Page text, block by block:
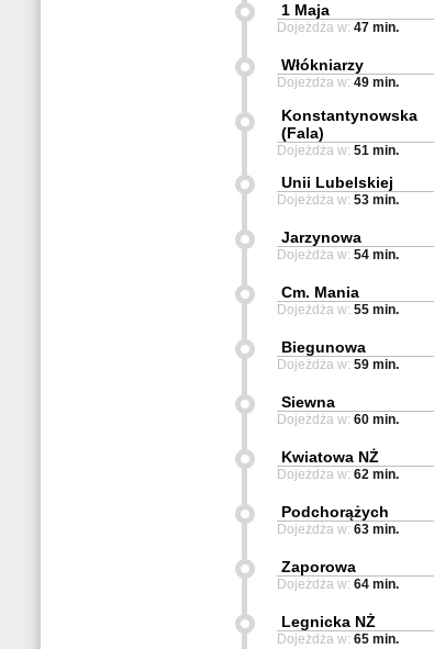
1 Maja
Dojeżdża w: 47 min.
Włókniarzy
Dojeżdża w: 49 min.
Konstantynowska
(Fala)
Dojeżdża w: 51 min.
Unii Lubelskiej
Dojeżdża w: 53 min.
Jarzynowa
Dojeżdża w: 54 min.
Cm. Mania
Dojeżdża w: 55 min.
Biegunowa
Dojeżdża w: 59 min.
Siewna
Dojeżdża w: 60 min.
Kwiatowa NŻ
Dojeżdża w: 62 min.
Podchorążych
Dojeżdża w: 63 min.
Zaporowa
Dojeżdża w: 64 min.
Legnicka NŻ
Dojeżdża w: 65 min.